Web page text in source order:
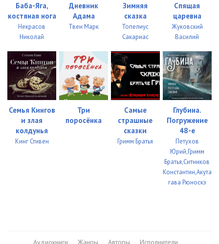
Баба-Яга,
костяная нога
Некрасов
Николай
Дневник
Адама
Твен Марк
Зимняя
сказка
Топелиус
Сакариас
Спящая
царевна
Жуковский
Василий
Семья Кингов
и злая
колдунья
Кинг Стивен
Три
поросёнка
Самые
страшные
сказки
Гримм Братья
Глубина.
Погружение
48-е
Петухов
Юрий,Гримм
Братья,Ситников
Константин,Акута
гава Рюноскэ
Аудиокниги Жанры Авторы Исполнители